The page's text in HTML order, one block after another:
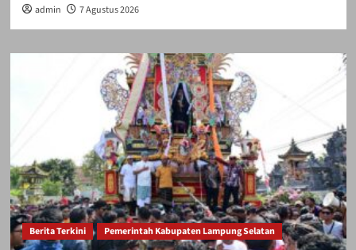
admin 7 Agustus 2026
Berita Terkini Pemerintah Kabupaten Lampung Selatan